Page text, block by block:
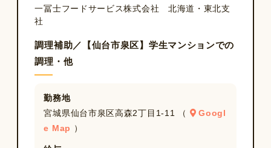
一冨士フードサービス株式会社 北海道・東北支
社
調理補助／【仙台市泉区】学生マンションでの
調理・他
勤務地
宮城県仙台市泉区高森2丁目1-11 （
Googl
e Map ）